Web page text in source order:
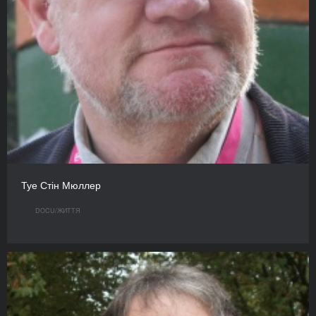
Туе Стін Мюллер
DOCU/ЖИТТЯ